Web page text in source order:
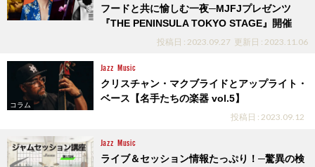
フードと共に愉しむ一夜─MJFJプレゼンツ
『THE PENINSULA TOKYO STAGE』開催
投稿日 : 2023.09.27 更新日 : 2023.11.06
コラム
Jazz Music
クリスチャン・マクブライドとアップライト・
ベース【名手たちの楽器 vol.5】
投稿日 : 2023.09.12
Jazz Music
ライブ＆セッション情報たっぷり！─驚異の検